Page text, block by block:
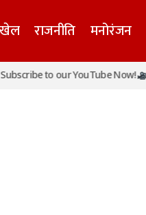
खेल राजनीति मनोरंजन
to our YouTube Now!